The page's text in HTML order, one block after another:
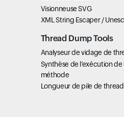
Visionneuse SVG
XML String Escaper /
Thread Dump Tools
Analyseur de vidage de
Synthèse de l’exécution de
méthode
Longueur de pile de thread